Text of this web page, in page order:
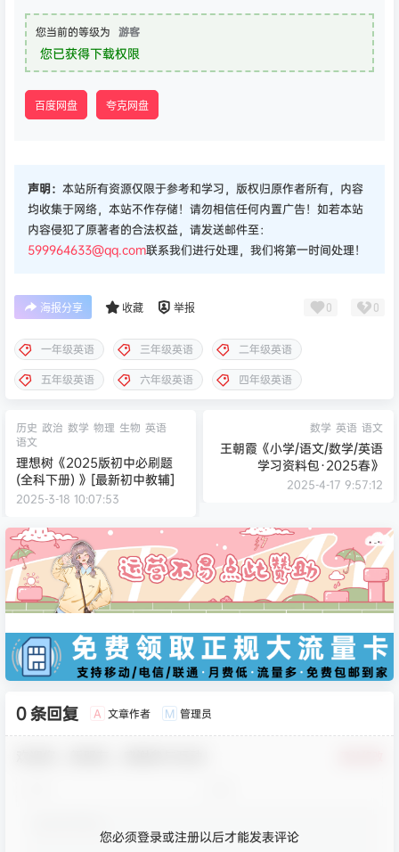
您当前的等级为 游客
您已获得下载权限
百度网盘 夸克网盘
声明： 本站所有资源仅限于参考和学习，版权归原作者所有，内容
均收集于网络，本站不作存储！请勿相信任何内置广告！如若本站
内容侵犯了原著者的合法权益，请发送邮件至：
599964633@qq.com联系我们进行处理，我们将第一时间处理！
海报分享 收藏 举报 0 0
一年级英语 三年级英语
二年级英语
五年级英语
六年级英语 四年级英语
历史 政治 数学 物理 生物 英语
语文
理想树《2025版初中必刷题
(全科下册) 》[最新初中教辅]
2025-3-18 10:07:53
数学 英语 语文
王朝霞《小学/语文/数学/英语
学习资料包·2025春》
2025-4-17 9:57:12
0 条回复 A 文章作者 M 管理员
您必须登录或注册以后才能发表评论